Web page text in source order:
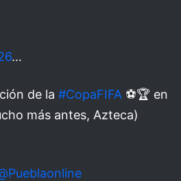
…
de la #CopaFIFA ⚽️🏆 en
más antes, Azteca)